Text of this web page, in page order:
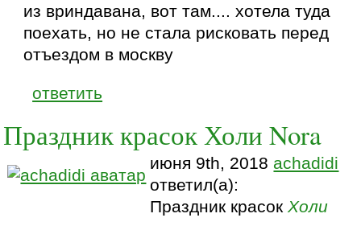
из вриндавана, вот там.... хотела туда
поехать, но не стала рисковать перед
отъездом в москву
ответить
Праздник красок Холи Nora
июня 9th, 2018 achadidi
ответил(а):
Праздник красокХоли